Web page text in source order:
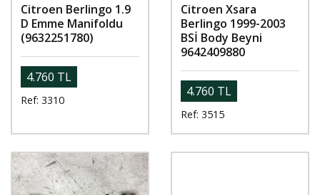
Citroen Berlingo 1.9
D Emme Manifoldu
(9632251780)
4.760 TL
Ref: 3310
Citroen Xsara
Berlingo 1999-2003
BSİ Body Beyni
9642409880
4.760 TL
Ref: 3515